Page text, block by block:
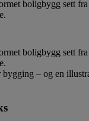
boligbygg sett
boligbygg sett
bygging – og en